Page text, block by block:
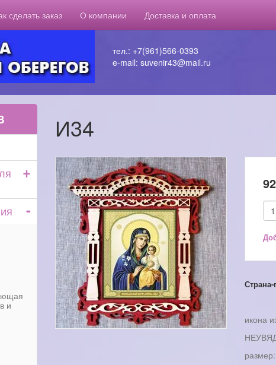
сделать заказ О компании Доставка и оплата
тел.: +7(961)566-0393
e-mail: suvenir43@mail.ru
И34
икона
+
-
и